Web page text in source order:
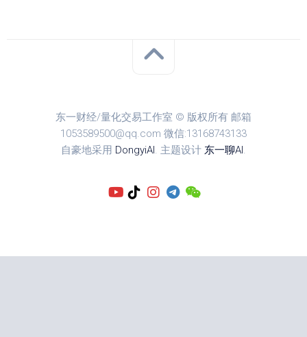
东一财经/量化交易工作室 © 版权所有 邮箱
1053589500@qq.com 微信:13168743133
自豪地采用 DongyiAI. 主题设计 东一聊AI.